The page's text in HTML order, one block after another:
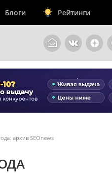
Блоги Рейтинги
архив SEOnews